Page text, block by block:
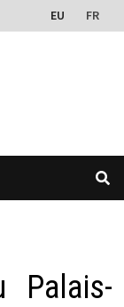
EU FR
Palais-